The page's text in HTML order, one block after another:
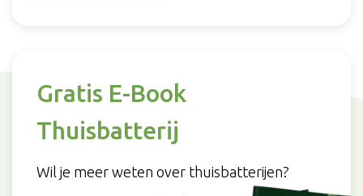
Gratis E-Book
Thuisbatterij
Wil je meer weten over thuisbatterijen?